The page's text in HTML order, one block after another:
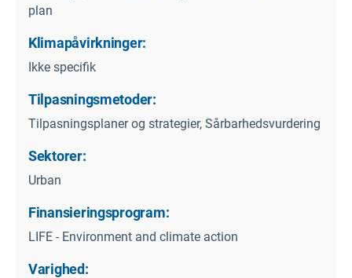
plan
Klimapåvirkninger:
Ikke specifik
Tilpasningsmetoder:
Tilpasningsplaner og strategier, Sårbarhedsvurdering
Sektorer:
Urban
Finansieringsprogram:
LIFE - Environment and climate action
Varighed: